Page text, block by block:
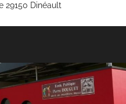
29150 Dinéault